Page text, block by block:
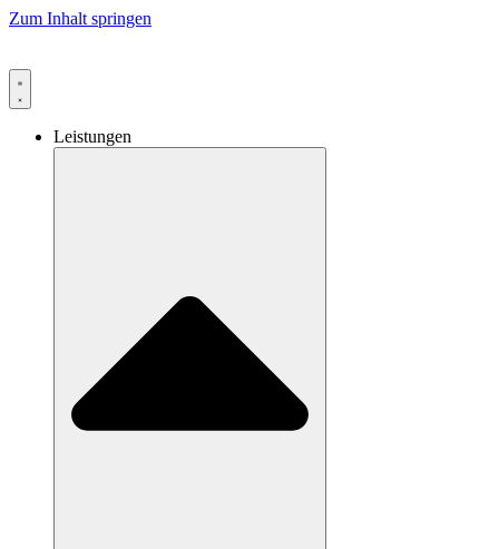
Zum Inhalt springen
Leistungen